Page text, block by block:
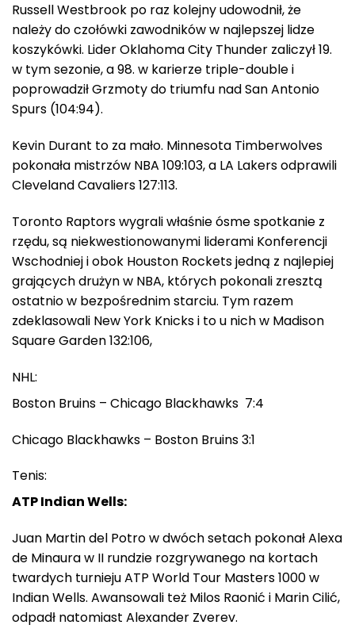
Russell Westbrook po raz kolejny udowodnił, że
należy do czołówki zawodników w najlepszej lidze
koszykówki. Lider Oklahoma City Thunder zaliczył 19.
w tym sezonie, a 98. w karierze triple-double i
poprowadził Grzmoty do triumfu nad San Antonio
Spurs (104:94).
Kevin Durant to za mało. Minnesota Timberwolves
pokonała mistrzów NBA 109:103, a LA Lakers odprawili
Cleveland Cavaliers 127:113.
Toronto Raptors wygrali właśnie ósme spotkanie z
rzędu, są niekwestionowanymi liderami Konferencji
Wschodniej i obok Houston Rockets jedną z najlepiej
grających drużyn w NBA, których pokonali zresztą
ostatnio w bezpośrednim starciu. Tym razem
zdeklasowali New York Knicks i to u nich w Madison
Square Garden 132:106,
NHL:
Boston Bruins – Chicago Blackhawks 7:4
Chicago Blackhawks – Boston Bruins 3:1
Tenis:
ATP Indian Wells:
Juan Martin del Potro w dwóch setach pokonał Alexa
de Minaura w II rundzie rozgrywanego na kortach
twardych turnieju ATP World Tour Masters 1000 w
Indian Wells. Awansowali też Milos Raonić i Marin Cilić,
odpadł natomiast Alexander Zverev.